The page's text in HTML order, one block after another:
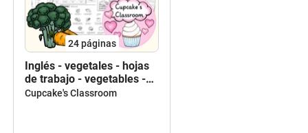
24páginas
Inglés - vegetales - hojas
de trabajo - vegetables -
English - worksheets
Cupcake's Classroom